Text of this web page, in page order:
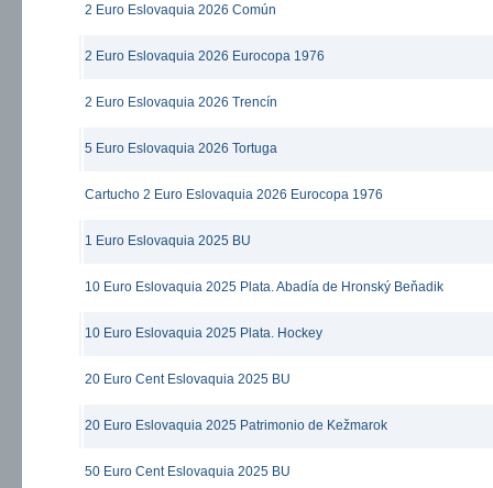
2 Euro Eslovaquia 2026 Común
2 Euro Eslovaquia 2026 Eurocopa 1976
2 Euro Eslovaquia 2026 Trencín
5 Euro Eslovaquia 2026 Tortuga
Cartucho 2 Euro Eslovaquia 2026 Eurocopa 1976
1 Euro Eslovaquia 2025 BU
10 Euro Eslovaquia 2025 Plata. Abadía de Hronský Beňadik
10 Euro Eslovaquia 2025 Plata. Hockey
20 Euro Cent Eslovaquia 2025 BU
20 Euro Eslovaquia 2025 Patrimonio de Kežmarok
50 Euro Cent Eslovaquia 2025 BU